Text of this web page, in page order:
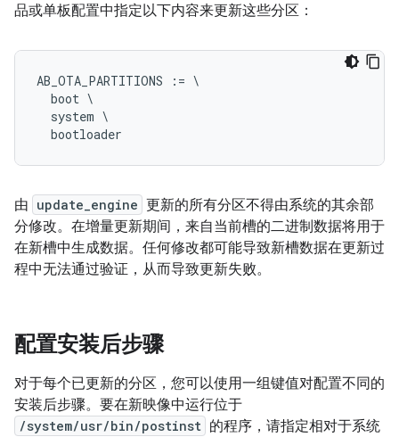
品或单板配置中指定以下内容来更新这些分区：
AB_OTA_PARTITIONS := \
  boot \
  system \
由 update_engine 更新的所有分区不得由系统的其余部
分修改。在增量更新期间，来自当前槽的二进制数据将用于
在新槽中生成数据。 任何修改都可能导致新槽数据在更新过
程中无法通过验证，从而导致更新失败。
配置安装后步骤
对于每个已更新的分区，您可以使用一组键值对配置不同的
安装后步骤。要在新映像中运行位于
/system/usr/bin/postinst 的程序，请指定相对于系统